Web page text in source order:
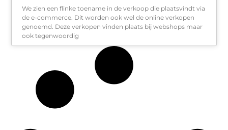
We zien een flinke toename in de verkoop die plaatsvindt via
de e-commerce. Dit worden ook wel de online verkopen
genoemd. Deze verkopen vinden plaats bij webshops maar
ook tegenwoordig